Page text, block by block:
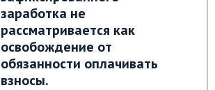
заработка не
рассматривается как
освобождение от
обязанности оплачивать
взносы.